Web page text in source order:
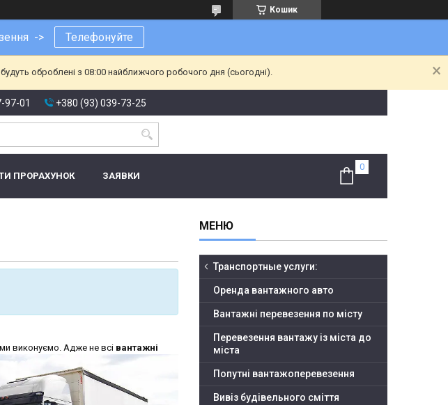
Кошик
-> Телефонуйте
оброблені з 08:00 найближчого робочого дня (сьогодні).
97-01 +380 (93) 039-73-25
ПРОРАХУНОК ЗАЯВКИ
виконуємо. Адже не всі вантажні
Транспортные услуги:
Оренда вантажного авто
Вантажні перевезення по місту
Перевезення вантажу із міста до
міста
Попутні вантажоперевезення
Вивіз будівельного сміття